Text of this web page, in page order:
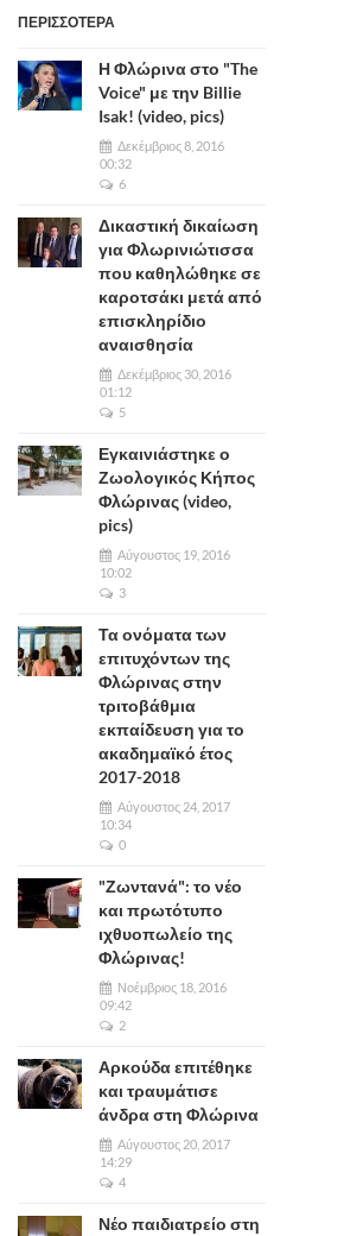
ΠΕΡΙΣΣΟΤΕΡΑ
Η Φλώρινα στο "The
Voice" με την Billie
Isak! (video, pics)
Δεκέμβριος 8, 2016
00:32
6
Δικαστική δικαίωση
για Φλωρινιώτισσα
που καθηλώθηκε σε
καροτσάκι μετά από
επισκληρίδιο
αναισθησία
Δεκέμβριος 30, 2016
01:12
5
Εγκαινιάστηκε ο
Ζωολογικός Κήπος
Φλώρινας (video,
pics)
Αύγουστος 19, 2016
10:02
3
Τα ονόματα των
επιτυχόντων της
Φλώρινας στην
τριτοβάθμια
εκπαίδευση για το
ακαδημαϊκό έτος
2017-2018
Αύγουστος 24, 2017
10:34
0
"Ζωντανά": το νέο
και πρωτότυπο
ιχθυοπωλείο της
Φλώρινας!
Νοέμβριος 18, 2016
09:42
2
Αρκούδα επιτέθηκε
και τραυμάτισε
άνδρα στη Φλώρινα
Αύγουστος 20, 2017
14:29
4
Νέο παιδιατρείο στη